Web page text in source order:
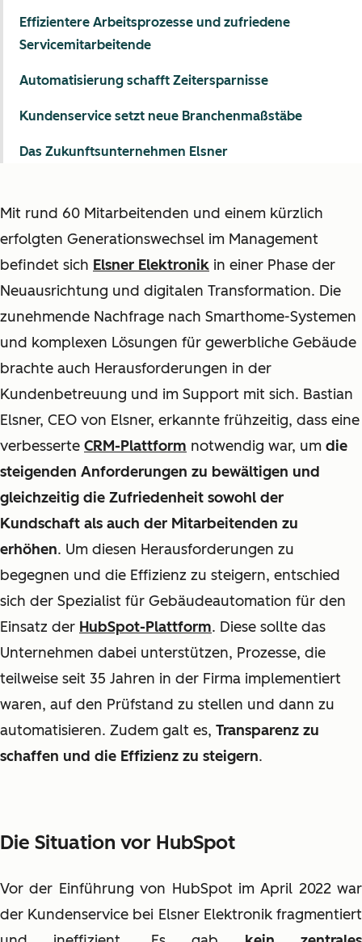
Mit rund 60 Mitarbeitenden und einem kürzlich
erfolgten Generationswechsel im Management
befindet sich Elsner Elektronik in einer Phase der
Neuausrichtung und digitalen Transformation. Die
zunehmende Nachfrage nach Smarthome-Systemen
und komplexen Lösungen für gewerbliche Gebäude
brachte auch Herausforderungen in der
Kundenbetreuung und im Support mit sich. Bastian
Elsner, CEO von Elsner, erkannte frühzeitig, dass eine
verbesserte CRM-Plattform notwendig war, um die
steigenden Anforderungen zu bewältigen und
gleichzeitig die Zufriedenheit sowohl der
Kundschaft als auch der Mitarbeitenden zu
erhöhen. Um diesen Herausforderungen zu
begegnen und die Effizienz zu steigern, entschied
sich der Spezialist für Gebäudeautomation für den
Einsatz der HubSpot-Plattform. Diese sollte das
Unternehmen dabei unterstützen, Prozesse, die
teilweise seit 35 Jahren in der Firma implementiert
waren, auf den Prüfstand zu stellen und dann zu
automatisieren. Zudem galt es, Transparenz zu
schaffen und die Effizienz zu steigern.
Die Situation vor HubSpot
Vor der Einführung von HubSpot im April 2022 war
der Kundenservice bei Elsner Elektronik fragmentiert
Effizientere Arbeitsprozesse und zufriedene
Servicemitarbeitende
Automatisierung schafft Zeitersparnisse
Kundenservice setzt neue Branchenmaßstäbe
Das Zukunftsunternehmen Elsner